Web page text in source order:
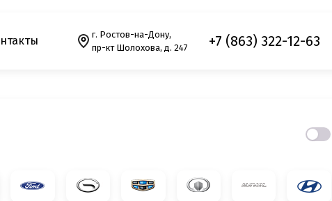
г. Ростов-на-Дону,
пр-кт Шолохова, д. 247
+7 (863) 322-12-63